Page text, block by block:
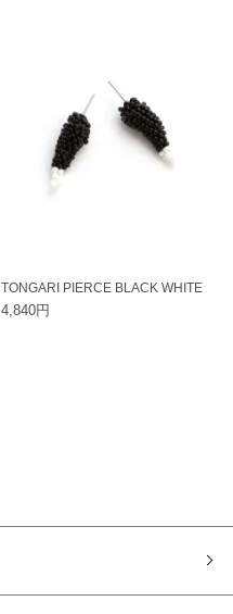
TONGARI PIERCE BLACK WHITE
4,840円